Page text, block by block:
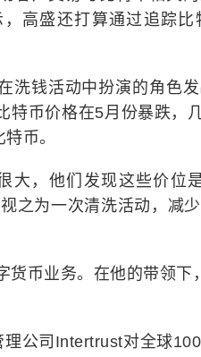
高盛还打算通过追踪
洗钱活动中扮演的角色
特币价格在5月份暴跌，
币。
大，他们发现这些价位
之为一次清洗活动，减
币业务。在他的带领下
公司Intertrust对全球